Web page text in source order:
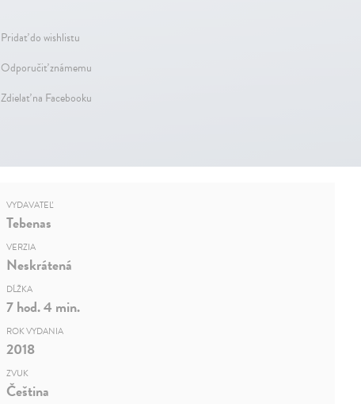
Pridať do wishlistu
Odporučiť známemu
Zdielať na Facebooku
VYDAVATEĽ
Tebenas
VERZIA
Neskrátená
DĹŽKA
7 hod. 4 min.
ROK VYDANIA
2018
ZVUK
Čeština